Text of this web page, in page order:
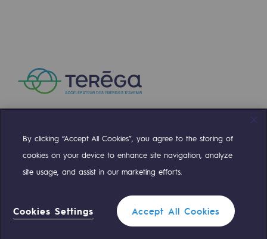
Filtrer 1
Compte TwitterCompte Facebook
Compte LinkedinCompte Youtube
Standard Teréga 0 559 133 400
By clicking “Accept All Cookies”, you agree to the storing of
cookies on your device to enhance site navigation, analyze
site usage, and assist in our marketing efforts.
Cookies Settings Accept All Cookies